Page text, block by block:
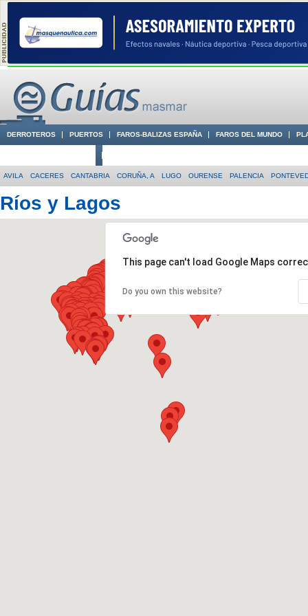
DERROTEROS PUERTOS FAROS-BALIZAS ESPAÑA FAROS DEL MUNDO
AVILA CACERES CANTABRIA CORUÑA, A LUGO OURENSE PALENCIA
Ríos y Lagos
This page can't load Google Maps
Do you own this website?